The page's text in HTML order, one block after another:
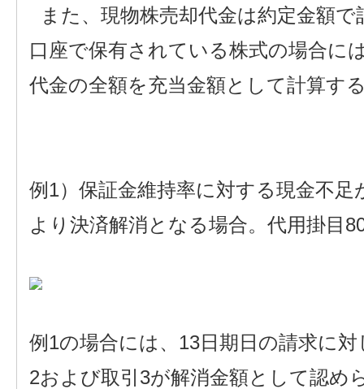
また、現物株売却代金は約定金額
口座で保有されている株式の場合に
代金の全額を充当金額として計算す
例1）保証金維持率に対する現金不
より決済解消となる場合。代用掛目
例1の場合には、13日期日の請求に
2および取引3が解消金額として認め